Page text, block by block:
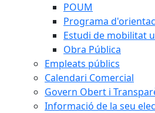
POUM
Programa
Estudi de mobilitat
Obra Pública
Empleats públics
Calendari Comercial
Govern Obert i
Informació de la seu